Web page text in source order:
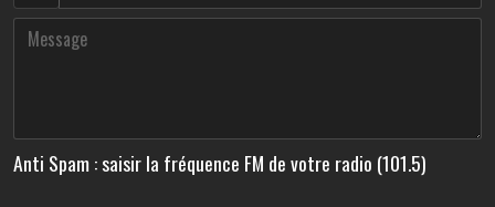
Anti Spam : saisir la fréquence FM de votre radio (101.5)